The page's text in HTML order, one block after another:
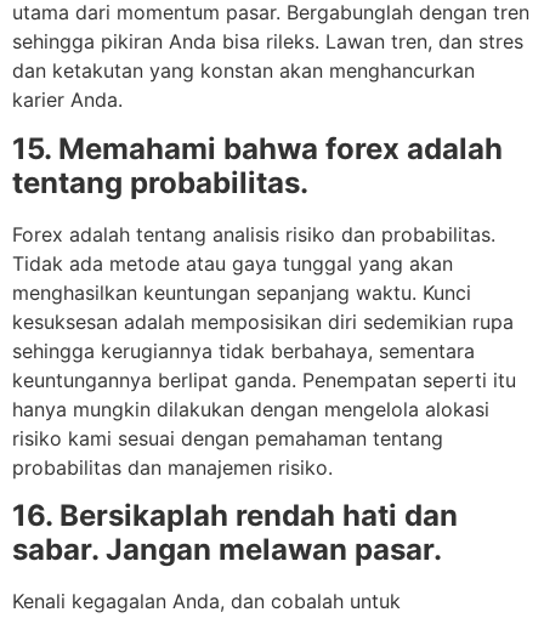
utama dari momentum pasar. Bergabunglah dengan tren
sehingga pikiran Anda bisa rileks. Lawan tren, dan stres
dan ketakutan yang konstan akan menghancurkan
karier Anda.
15. Memahami bahwa forex adalah
tentang probabilitas.
Forex adalah tentang analisis risiko dan probabilitas.
Tidak ada metode atau gaya tunggal yang akan
menghasilkan keuntungan sepanjang waktu. Kunci
kesuksesan adalah memposisikan diri sedemikian rupa
sehingga kerugiannya tidak berbahaya, sementara
keuntungannya berlipat ganda. Penempatan seperti itu
hanya mungkin dilakukan dengan mengelola alokasi
risiko kami sesuai dengan pemahaman tentang
probabilitas dan manajemen risiko.
16. Bersikaplah rendah hati dan
sabar. Jangan melawan pasar.
Kenali kegagalan Anda, dan cobalah untuk